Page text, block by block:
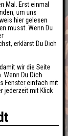
Mal. Erst einmal
um uns
hier gelesen
musst. Wenn Du
erklärst Du Dich
wir die Seite
Du Dich
Fenster einfach mit
jederzeit mit Klick